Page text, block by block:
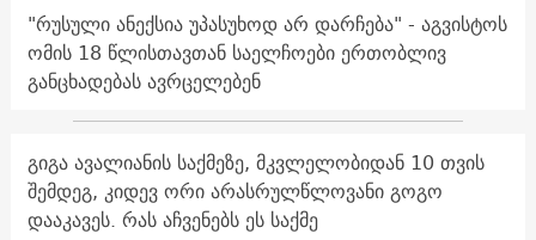
"რუსული ანექსია უპასუხოდ არ დარჩება" - აგვისტოს
ომის 18 წლისთავთან საელჩოები ერთობლივ
განცხადებას ავრცელებენ
გიგა ავალიანის საქმეზე, მკვლელობიდან 10 თვის
შემდეგ, კიდევ ორი არასრულწლოვანი გოგო
დააკავეს. რას აჩვენებს ეს საქმე